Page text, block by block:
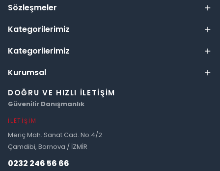
Sözleşmeler
Kategorilerimiz
Kategorilerimiz
Kurumsal
DOĞRU VE HIZLI İLETIŞIM
Güvenilir Danışmanlık
İLETIŞIM
Meriç Mah. Sanat Cad. No:4/2
Çamdibi, Bornova / İZMİR
0232 246 56 66